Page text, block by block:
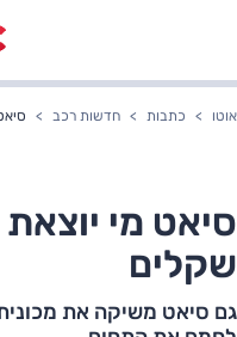
אוטו כתבות חדשות רכב סיאט
שקלים
גם סיאט משיקה את